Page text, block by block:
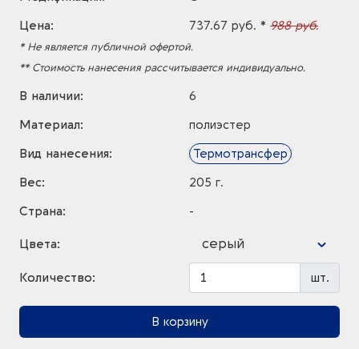
Цена:
737.67 руб. * 988 руб.
* Не является публичной офертой.
** Стоимость нанесения рассчитывается индивидуально.
В наличии:
6
Материал:
полиэстер
Вид нанесения:
Термотрансфер
Вес:
205 г.
Страна:
-
Цвета: серый
Количество: шт.
В корзину